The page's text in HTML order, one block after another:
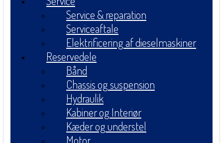
Service & reparation
Serviceaftale
Elektrificering af dieselmaskiner
Reservedele
Bånd
Chassis og suspension
Hydraulik
Kabiner og Interiør
Kæder og understel
Motor